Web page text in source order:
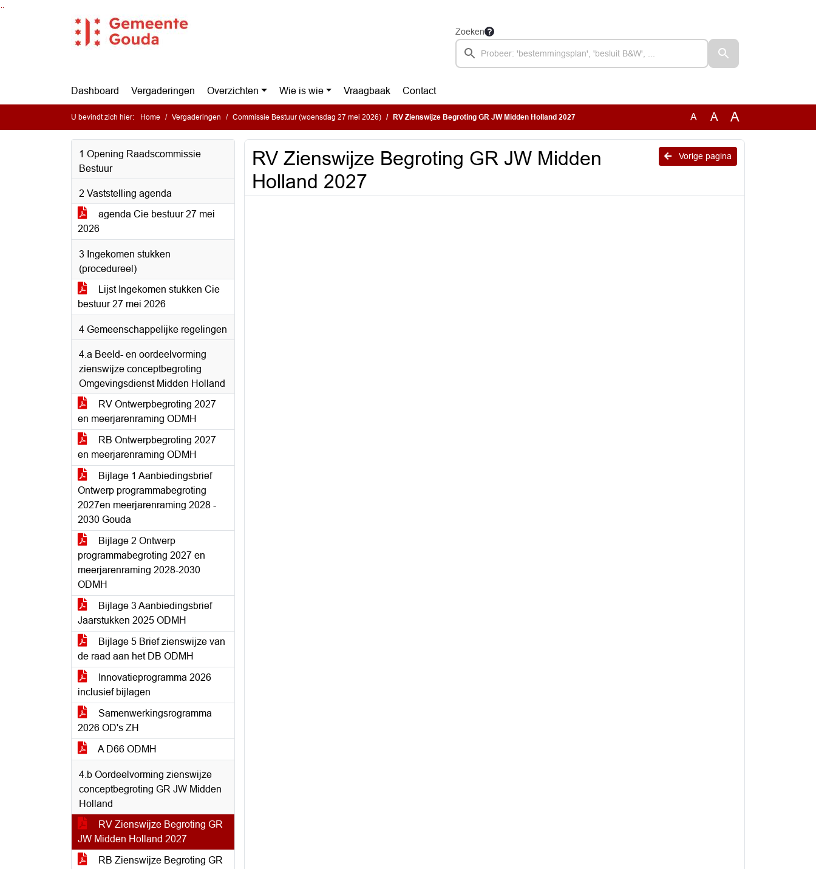
Ga naar de inhoud van deze pagina
Ga naar het zoeken
Ga naar het menu
Zoeken
Dashboard Vergaderingen Overzichten Wie is wie Vraagbaak Contact
U bevindt zich hier: Home Vergaderingen Commissie Bestuur (woensdag 27 mei 2026) RV Zienswijze Begroting GR JW Midden Holland 2027 A A A
1 Opening Raadscommissie
Bestuur
2 Vaststelling agenda
agenda Cie bestuur 27 mei
2026
3 Ingekomen stukken
(procedureel)
Lijst Ingekomen stukken Cie
bestuur 27 mei 2026
4 Gemeenschappelijke regelingen
4.a Beeld- en oordeelvorming
zienswijze conceptbegroting
Omgevingsdienst Midden Holland
RV Ontwerpbegroting 2027
en meerjarenraming ODMH
RB Ontwerpbegroting 2027
en meerjarenraming ODMH
Bijlage 1 Aanbiedingsbrief
Ontwerp programmabegroting
2027en meerjarenraming 2028 -
2030 Gouda
Bijlage 2 Ontwerp
programmabegroting 2027 en
meerjarenraming 2028-2030
ODMH
Bijlage 3 Aanbiedingsbrief
Jaarstukken 2025 ODMH
Bijlage 5 Brief zienswijze van
de raad aan het DB ODMH
Innovatieprogramma 2026
inclusief bijlagen
Samenwerkingsrogramma
2026 OD's ZH
A D66 ODMH
4.b Oordeelvorming zienswijze
conceptbegroting GR JW Midden
Holland
RV Zienswijze Begroting GR
JW Midden Holland 2027
RB Zienswijze Begroting GR
Vorige pagina
RV Zienswijze Begroting GR JW Midden
Holland 2027